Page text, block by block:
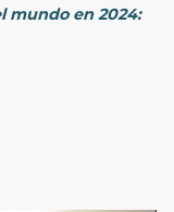
mundo en 2024: